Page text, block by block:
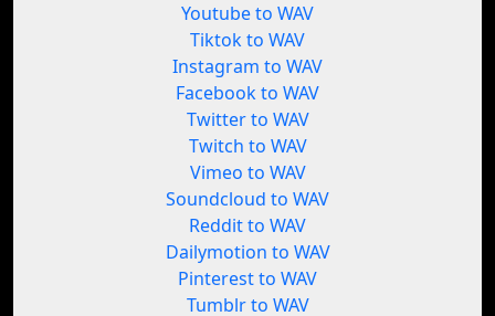
Youtube to WAV
Tiktok to WAV
Instagram to WAV
Facebook to WAV
Twitter to WAV
Twitch to WAV
Vimeo to WAV
Soundcloud to WAV
Reddit to WAV
Dailymotion to WAV
Pinterest to WAV
Tumblr to WAV